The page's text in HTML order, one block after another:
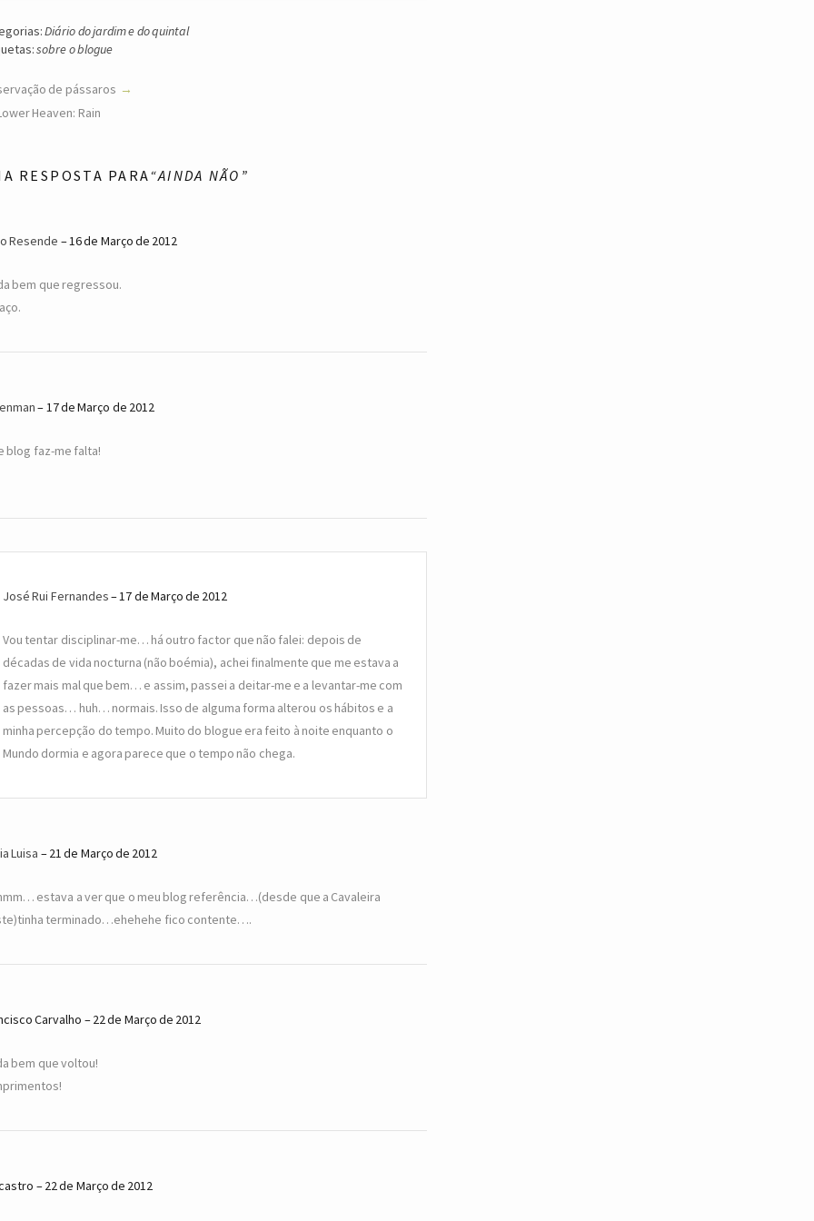
Diário do jardim e do quintal
sobre o blogue
de pássaros
Heaven: Rain
RESPOSTA PARA“AINDA NÃO”
Resende 16 de Março de 2012
bem que regressou.
17 de Março de 2012
blog faz-me falta!
José Rui Fernandes 17 de Março de 2012
Vou tentar disciplinar-me… há outro factor que não falei: depois de
décadas de vida nocturna (não boémia), achei finalmente que me estava a
fazer mais mal que bem… e assim, passei a deitar-me e a levantar-me com
as pessoas… huh… normais. Isso de alguma forma alterou os hábitos e a
minha percepção do tempo. Muito do blogue era feito à noite enquanto o
Mundo dormia e agora parece que o tempo não chega.
Luisa 21 de Março de 2012
estava a ver que o meu blog referência…(desde que a Cavaleira
terminado…ehehehe fico contente….
Carvalho 22 de Março de 2012
bem que voltou!
22 de Março de 2012